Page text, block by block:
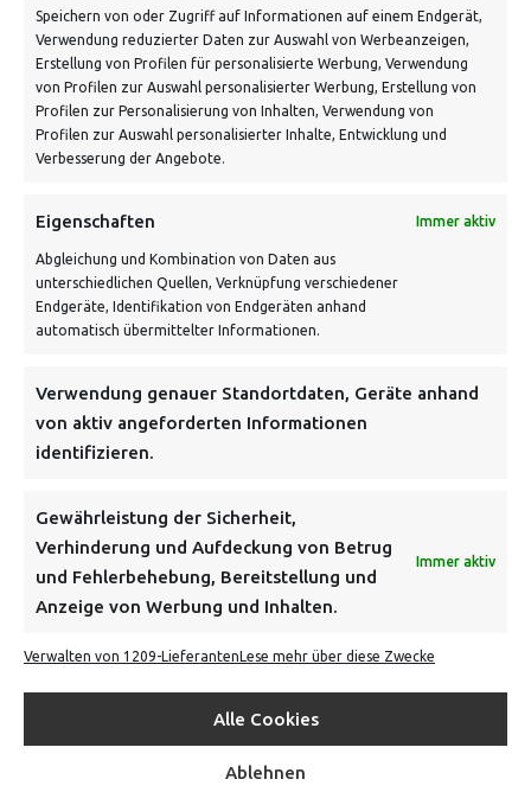
Speichern von oder Zugriff auf Informationen auf einem Endgerät,
Verwendung reduzierter Daten zur Auswahl von Werbeanzeigen,
Erstellung von Profilen für personalisierte Werbung, Verwendung
von Profilen zur Auswahl personalisierter Werbung, Erstellung von
Profilen zur Personalisierung von Inhalten, Verwendung von
Profilen zur Auswahl personalisierter Inhalte, Entwicklung und
Verbesserung der Angebote.
Eigenschaften Immer aktiv
Abgleichung und Kombination von Daten aus
unterschiedlichen Quellen, Verknüpfung verschiedener
Endgeräte, Identifikation von Endgeräten anhand
automatisch übermittelter Informationen.
Verwendung genauer Standortdaten, Geräte anhand
von aktiv angeforderten Informationen
identifizieren.
Gewährleistung der Sicherheit,
Verhinderung und Aufdeckung von Betrug
und Fehlerbehebung, Bereitstellung und
Anzeige von Werbung und Inhalten.
Immer aktiv
Verwalten von 1209-LieferantenLese mehr über diese Zwecke
Alle Cookies
Ablehnen
VERSANDKOSTENHINWEIS:
NEWSLETTER
Danke, deine Registrierung war erfolgreich! Bitte prüfe
FOLGE UNS
INFORMATIONEN